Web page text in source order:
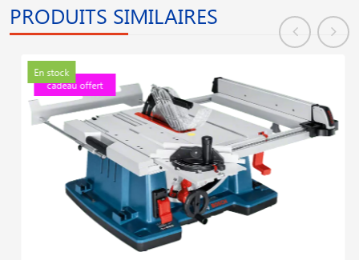
PRODUITS SIMILAIRES
En stock
cadeau offert